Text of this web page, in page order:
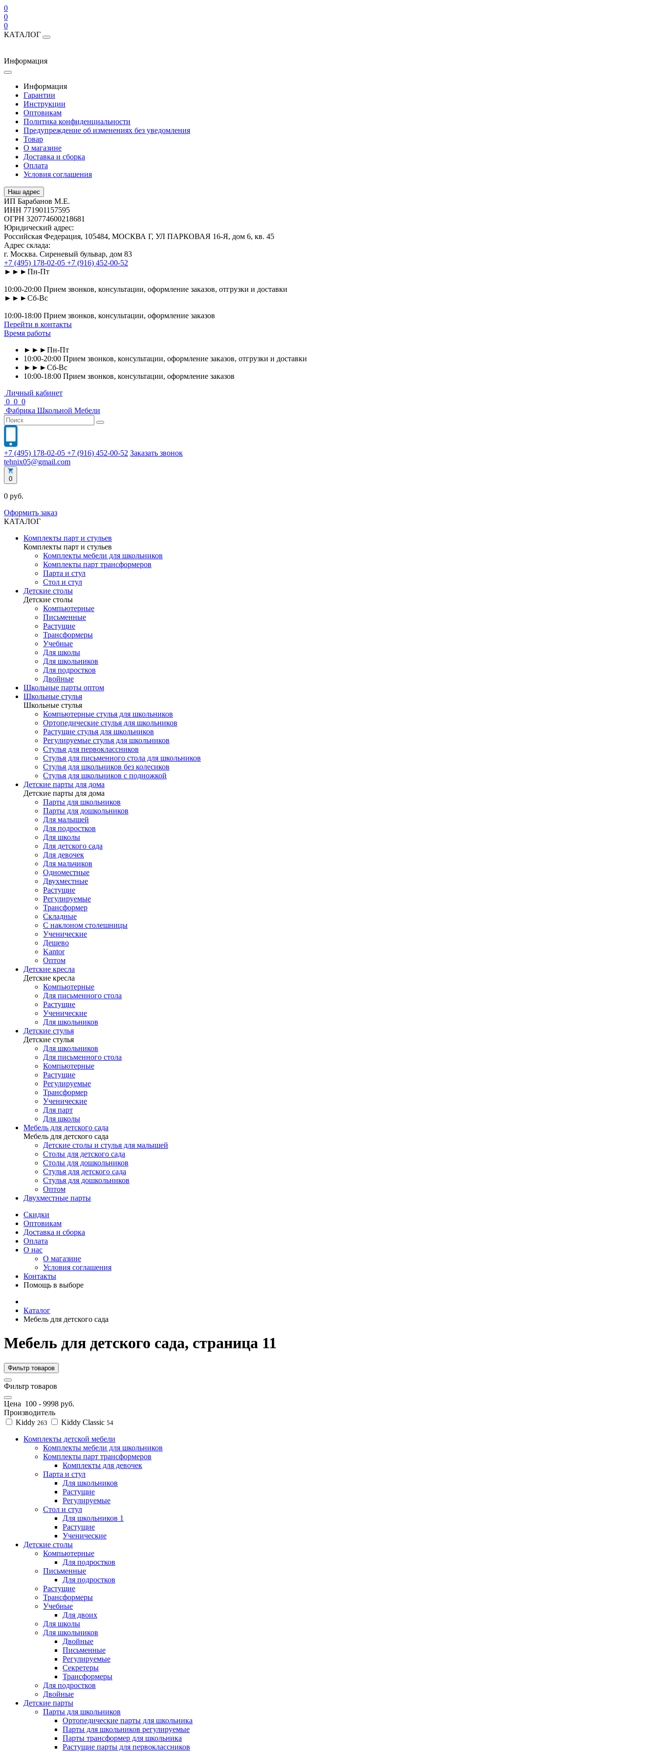
0
0
0
КАТАЛОГ
Информация
Информация
Гарантии
Инструкции
Оптовикам
Политика конфиденциальности
Предупреждение об изменениях без уведомления
Товар
О магазине
Доставка и сборка
Оплата
Условия соглашения
Наш адрес
ИП Барабанов М.Е.
ИНН 771901157595
ОГРН 320774600218681
Юридический адрес:
Российская Федерация, 105484, МОСКВА Г, УЛ ПАРКОВАЯ 16-Я, дом 6, кв. 45
Адрес склада:
г. Москва. Сиреневый бульвар, дом 83
+7 (495) 178-02-05 +7 (916) 452-00-52
►►►Пн-Пт
10:00-20:00 Прием звонков, консультации, оформление заказов, отгрузки и доставки
►►►Сб-Вс
10:00-18:00 Прием звонков, консультации, оформление заказов
Перейти в контакты
Время работы
►►►Пн-Пт
10:00-20:00 Прием звонков, консультации, оформление заказов, отгрузки и доставки
►►►Сб-Вс
10:00-18:00 Прием звонков, консультации, оформление заказов
Личный кабинет
0 0 0
Фабрика Школьной Мебели
+7 (495) 178-02-05 +7 (916) 452-00-52 Заказать звонок
tehnix05@gmail.com
0
0 руб.
Оформить заказ
КАТАЛОГ
Комплекты парт и стульев
Комплекты парт и стульев
Комплекты мебели для школьников
Комплекты парт трансформеров
Парта и стул
Стол и стул
Детские столы
Детские столы
Компьютерные
Письменные
Растущие
Трансформеры
Учебные
Для школы
Для школьников
Для подростков
Двойные
Школьные парты оптом
Школьные стулья
Школьные стулья
Компьютерные стулья для школьников
Ортопедические стулья для школьников
Растущие стулья для школьников
Регулируемые стулья для школьников
Стулья для первоклассников
Стулья для письменного стола для школьников
Стулья для школьников без колесиков
Стулья для школьников с подножкой
Детские парты для дома
Детские парты для дома
Парты для школьников
Парты для дошкольников
Для малышей
Для подростков
Для школы
Для детского сада
Для девочек
Для мальчиков
Одноместные
Двухместные
Растущие
Регулируемые
Трансформер
Складные
С наклоном столешницы
Ученические
Дешево
Kantor
Оптом
Детские кресла
Детские кресла
Компьютерные
Для письменного стола
Растущие
Ученические
Для школьников
Детские стулья
Детские стулья
Для школьников
Для письменного стола
Компьютерные
Растущие
Регулируемые
Трансформер
Ученические
Для парт
Для школы
Мебель для детского сада
Мебель для детского сада
Детские столы и стулья для малышей
Столы для детского сада
Столы для дошкольников
Стулья для детского сада
Стулья для дошкольников
Оптом
Двухместные парты
Скидки
Оптовикам
Доставка и сборка
Оплата
О нас
О магазине
Условия соглашения
Контакты
Помощь в выборе
Каталог
Мебель для детского сада
Мебель для детского сада, страница 11
Фильтр товаров
Фильтр товаров
Цена 100 - 9998 руб.
Производитель
Kiddy 263 Kiddy Classic 54
Комплекты детской мебели
Комплекты мебели для школьников
Комплекты парт трансформеров
Комплекты для девочек
Парта и стул
Для школьников
Растущие
Регулируемые
Стол и стул
Для школьников 1
Растущие
Ученические
Детские столы
Компьютерные
Для подростков
Письменные
Для подростков
Растущие
Трансформеры
Учебные
Для двоих
Для школы
Для школьников
Двойные
Письменные
Регулируемые
Секретеры
Трансформеры
Для подростков
Двойные
Детские парты
Парты для школьников
Ортопедические парты для школьника
Парты для школьников регулируемые
Парты трансформер для школьника
Растущие парты для первоклассников